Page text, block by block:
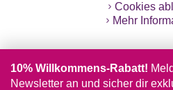
Cookies
Mehr
10% Willkommens-Rabatt!
Newsletter an und sicher dir